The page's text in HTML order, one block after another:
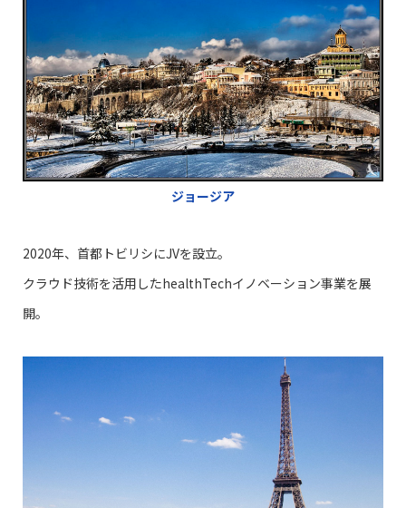
ジョージア
2020年、首都トビリシにJVを設立。
クラウド技術を活用したhealthTechイノベーション事業を展
開。